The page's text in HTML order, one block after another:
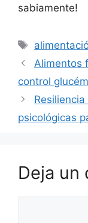
sabiamente!
Etiquetas
Alimentos
control
psicológicas
Deja un